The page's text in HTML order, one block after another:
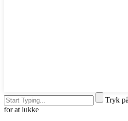
Tryk
for at lukke